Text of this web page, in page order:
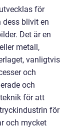
för
dess blivit en
Det är en
metall,
vanligtvis
och
och
för att
för
och mycket